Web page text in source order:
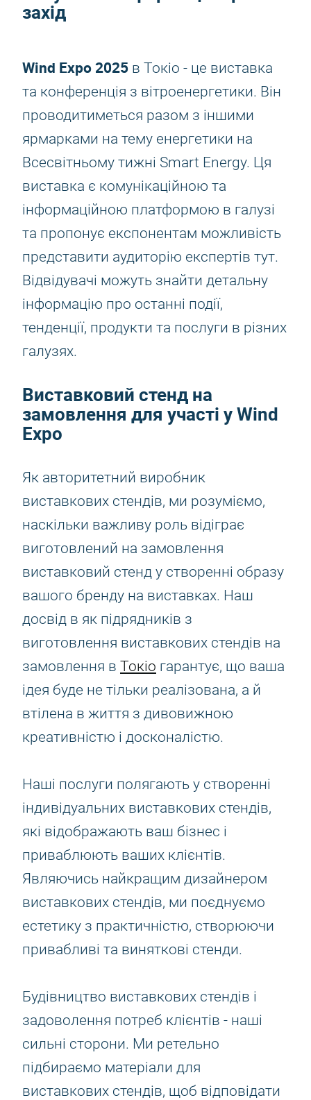
захід
Wind Expo 2025 в Токіо - це виставка
та конференція з вітроенергетики. Він
проводитиметься разом з іншими
ярмарками на тему енергетики на
Всесвітньому тижні Smart Energy. Ця
виставка є комунікаційною та
інформаційною платформою в галузі
та пропонує експонентам можливість
представити аудиторію експертів тут.
Відвідувачі можуть знайти детальну
інформацію про останні події,
тенденції, продукти та послуги в різних
галузях.
Виставковий стенд на
замовлення для участі у Wind
Expo
Як авторитетний виробник
виставкових стендів, ми розуміємо,
наскільки важливу роль відіграє
виготовлений на замовлення
виставковий стенд у створенні образу
вашого бренду на виставках. Наш
досвід в як підрядників з
виготовлення виставкових стендів на
замовлення в Токіо гарантує, що ваша
ідея буде не тільки реалізована, а й
втілена в життя з дивовижною
креативністю і досконалістю.
Наші послуги полягають у створенні
індивідуальних виставкових стендів,
які відображають ваш бізнес і
приваблюють ваших клієнтів.
Являючись найкращим дизайнером
виставкових стендів, ми поєднуємо
естетику з практичністю, створюючи
привабливі та виняткові стенди.
Будівництво виставкових стендів і
задоволення потреб клієнтів - наші
сильні сторони. Ми ретельно
підбираємо матеріали для
виставкових стендів, щоб відповідати